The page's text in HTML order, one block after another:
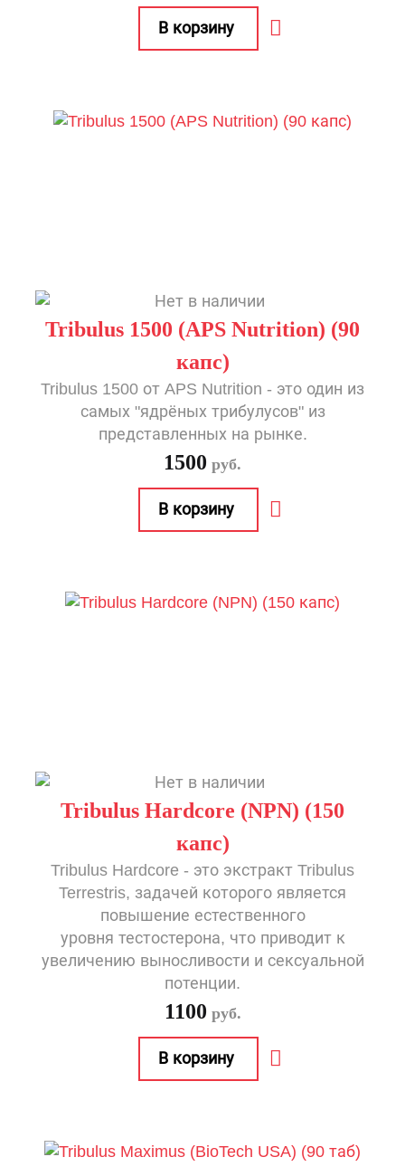
Tribulus 1500 (APS Nutrition) (90
капс)
Tribulus 1500 от APS Nutrition - это один из
самых "ядрёных трибулусов" из
представленных на рынке.
1500 руб.
Tribulus Hardcore (NPN) (150
капс)
Tribulus Hardcore - это экстракт Tribulus
Terrestris, задачей которого является
повышение естественного
уровня тестостерона, что приводит к
увеличению выносливости и сексуальной
потенции.
1100 руб.